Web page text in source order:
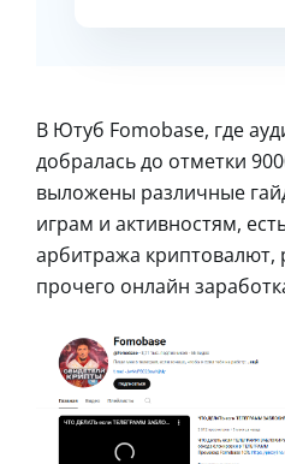
В Ютуб Fomobase, где
добралась до отметки
выложены различные
играм и активностям,
арбитража криптовалют,
прочего онлайн